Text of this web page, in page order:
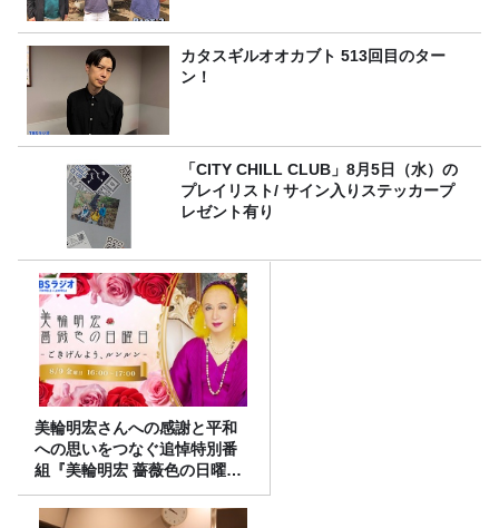
カタスギルオオカブト 513回目のター
ン！
「CITY CHILL CLUB」8月5日（水）の
プレイリスト/ サイン入りステッカープ
レゼント有り
美輪明宏さんへの感謝と平和
への思いをつなぐ追悼特別番
組『美輪明宏 薔薇色の日曜日
～ごきげんよう、ルンルン
～』8/9（日）16時放送